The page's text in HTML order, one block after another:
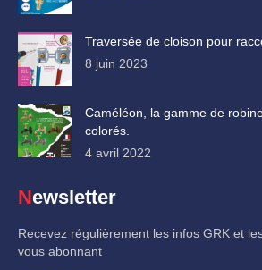
Traversée de cloison pour
8 juin 2023
Caméléon, la gamme de
colorés.
4 avril 2022
Newsletter
Recevez régulièrement les infos GRK et
vous abonnant